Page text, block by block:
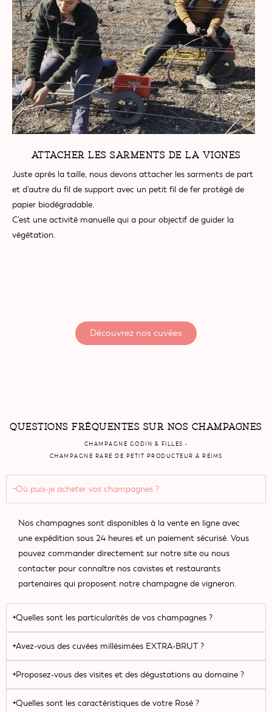
ATTACHER LES SARMENTS DE LA VIGNES
Juste après la taille, nous devons attacher les sarments de part
et d’autre du fil de support avec un petit fil de fer protégé de
papier biodégradable.
C’est une activité manuelle qui a pour objectif de guider la
végétation.
Découvrez nos cuvées
QUESTIONS FRÉQUENTES SUR NOS CHAMPAGNES
CHAMPAGNE GODIN & FILLES -
CHAMPAGNE RARE DE PETIT PRODUCTEUR À REIMS
Où puis-je acheter vos champagnes ?
Nos champagnes sont disponibles à la vente en ligne avec
une expédition sous 24 heures et un paiement sécurisé. Vous
pouvez commander directement sur notre site ou nous
contacter pour connaître nos cavistes et restaurants
partenaires qui proposent notre champagne de vigneron.
Quelles sont les particularités de vos champagnes ?
Avez-vous des cuvées millésimées EXTRA-BRUT ?
Proposez-vous des visites et des dégustations au domaine ?
Quelles sont les caractéristiques de votre Rosé ?